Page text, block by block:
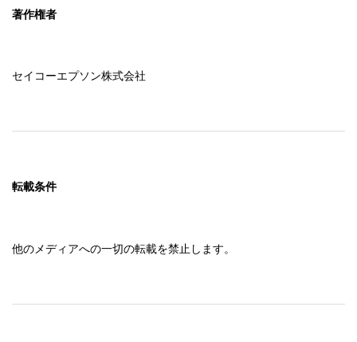
著作権者
セイコーエプソン株式会社
転載条件
他のメディアへの一切の転載を禁止します。